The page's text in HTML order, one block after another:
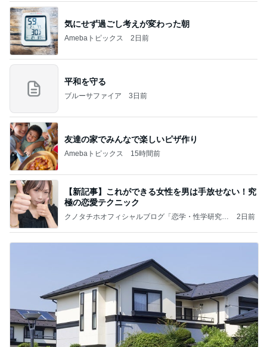
気にせず過ごし考えが変わった朝
Amebaトピックス 2日前
平和を守る
ブルーサファイア 3日前
友達の家でみんなで楽しいピザ作り
Amebaトピックス 15時間前
【新記事】これができる女性を男は手放せない！究
極の恋愛テクニック
クノタチホオフィシャルブログ「恋学・性学研究
2日前